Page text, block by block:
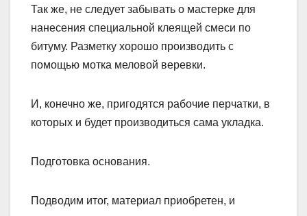
Так же, не следует забывать о мастерке для
нанесения специальной клеящей смеси по
битуму. Разметку хорошо производить с
помощью мотка меловой веревки.
И, конечно же, пригодятся рабочие перчатки, в
которых и будет производиться сама укладка.
Подготовка основания.
Подводим итог, материал приобретен, и